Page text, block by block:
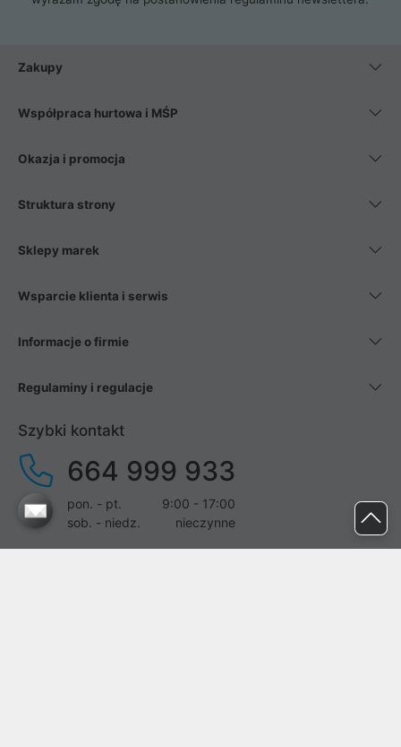
Zakupy
Współpraca hurtowa i MŚP
Okazja i promocja
Struktura strony
Sklepy marek
Wsparcie klienta i serwis
Informacje o firmie
Regulaminy i regulacje
Szybki kontakt
664 999 933
pon. - pt.
9:00 - 17:00
sob. - niedz.
nieczynne